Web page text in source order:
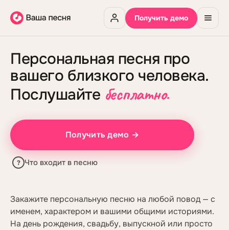
Получить демо
Персональная песня про
вашего близкого человека.
Послушайте бесплатно.
Получить демо →
? Что входит в песню
Закажите персональную песню на любой повод — с
именем, характером и вашими общими историями.
На день рождения, свадьбу, выпускной или просто